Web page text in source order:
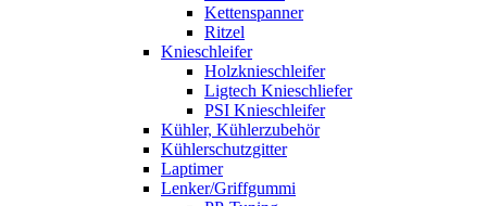
Kettenspanner
Ritzel
Knieschleifer
Holzknieschleifer
Ligtech Knieschliefer
PSI Knieschleifer
Kühler, Kühlerzubehör
Kühlerschutzgitter
Laptimer
Lenker/Griffgummi